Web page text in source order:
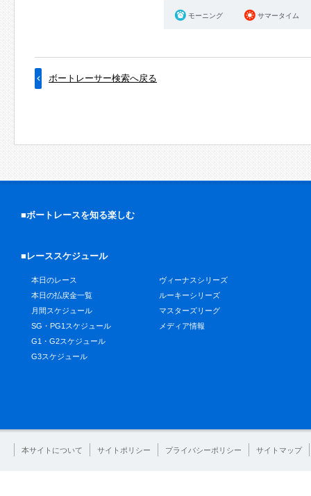
モーニング サマータイム
ボートレーサー検索へ戻る
■ボートレースを知る楽しむ
■レーススケジュール
本日のレース
本日の払戻金一覧
月間スケジュール
SG・PG1スケジュール
G1・G2スケジュール
G3スケジュール
ヴィーナスシリーズ
ルーキーシリーズ
マスターズリーグ
メディア情報
本サイトについて サイトポリシー プライバシーポリシー サイトマップ